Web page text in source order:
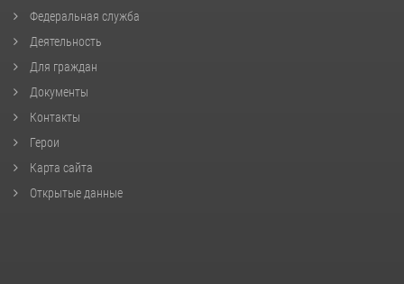
Федеральная служба
Деятельность
Для граждан
Документы
Контакты
Герои
Карта сайта
Открытые данные